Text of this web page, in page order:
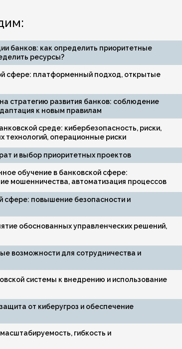
банков: как определить приоритетные
ресурсы?
сфере: платформенный подход, открытые
стратегию развития банков: соблюдение
к новым правилам
среде: кибербезопасность, риски,
технологий, операционные риски
и выбор приоритетных проектов
обучение в банковской сфере:
мошенничества, автоматизация процессов
сфере: повышение безопасности и
обоснованных управленческих решений,
возможности для сотрудничества и
системы к внедрению и использование
от киберугроз и обеспечение
гибкость и